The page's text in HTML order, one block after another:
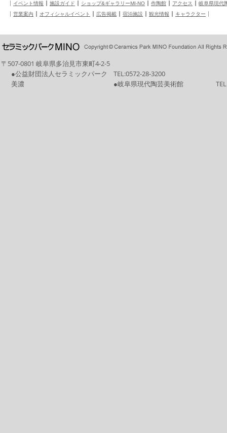
イベント情報 施設ガイド ショップ&ギャラリーMI-NO 作陶館 アクセス
岐阜県現代
営業案内
オフィシャルイベント 広告掲載 宿泊施設 観光情報 キャラクター
〒507-0801 岐阜県多治見市東町4-2-5
●公益財団法人セラミックパーク
美濃
TEL:0572-28-3200
●岐阜県現代陶芸美術館